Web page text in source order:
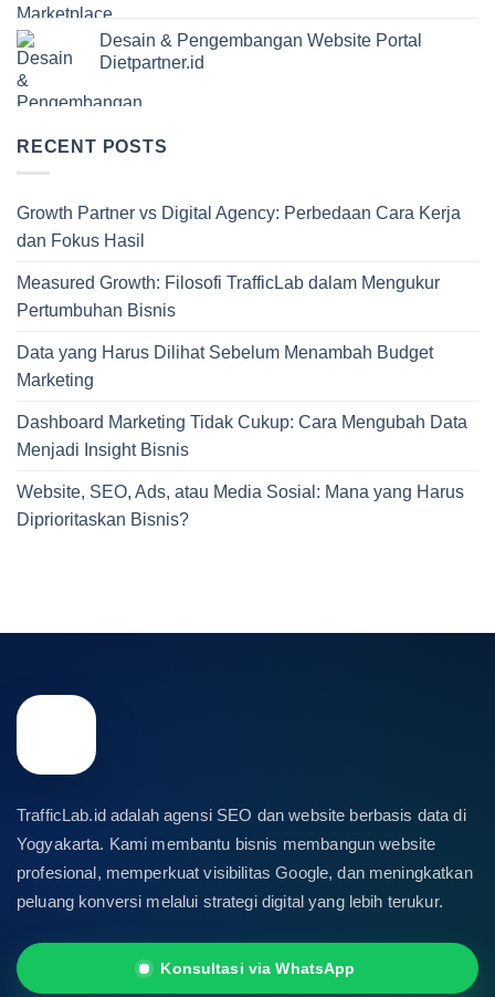
Desain & Pengembangan Website Portal
Dietpartner.id
RECENT POSTS
Growth Partner vs Digital Agency: Perbedaan Cara Kerja
dan Fokus Hasil
Measured Growth: Filosofi TrafficLab dalam Mengukur
Pertumbuhan Bisnis
Data yang Harus Dilihat Sebelum Menambah Budget
Marketing
Dashboard Marketing Tidak Cukup: Cara Mengubah Data
Menjadi Insight Bisnis
Website, SEO, Ads, atau Media Sosial: Mana yang Harus
Diprioritaskan Bisnis?
TrafficLab.id adalah agensi SEO dan website berbasis data di
Yogyakarta. Kami membantu bisnis membangun website
profesional, memperkuat visibilitas Google, dan meningkatkan
peluang konversi melalui strategi digital yang lebih terukur.
Konsultasi via WhatsApp